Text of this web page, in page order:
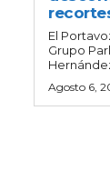
El
Grupo
Agosto 6,